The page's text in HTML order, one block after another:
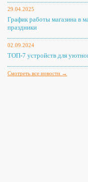
29.04.2025
График работы магазина в
праздники
02.09.2024
ТОП-7 устройств для
Смотреть все новости →